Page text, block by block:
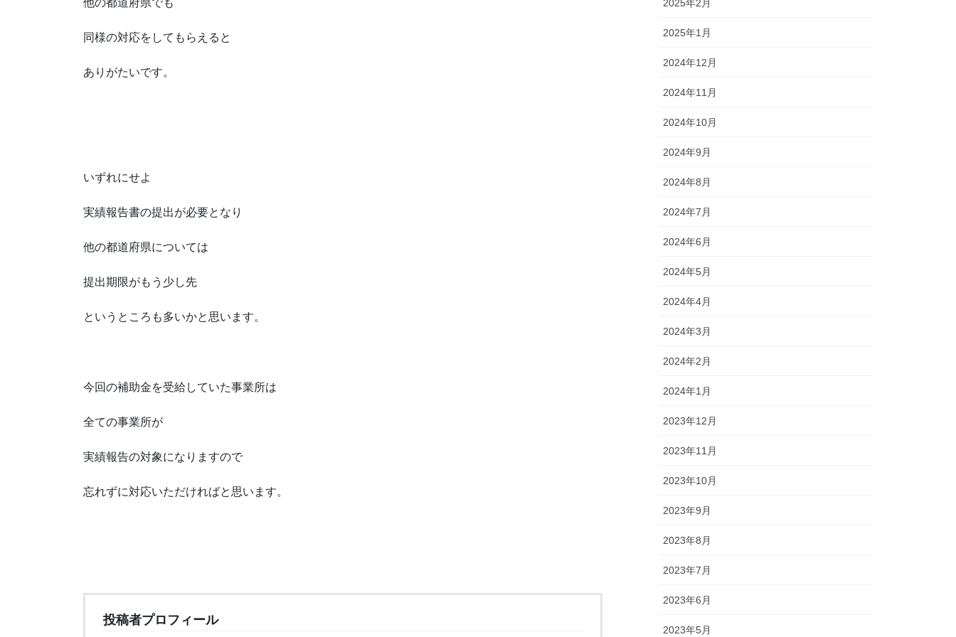
同様の対応をしてもらえると
ありがたいです。
いずれにせよ
実績報告書の提出が必要となり
他の都道府県については
提出期限がもう少し先
というところも多いかと思います。
今回の補助金を受給していた事業所は
全ての事業所が
実績報告の対象になりますので
忘れずに対応いただければと思います。
投稿者プロフィール
2025年2月
2025年1月
2024年12月
2024年11月
2024年10月
2024年9月
2024年8月
2024年7月
2024年6月
2024年5月
2024年4月
2024年3月
2024年2月
2024年1月
2023年12月
2023年11月
2023年10月
2023年9月
2023年8月
2023年7月
2023年6月
2023年5月